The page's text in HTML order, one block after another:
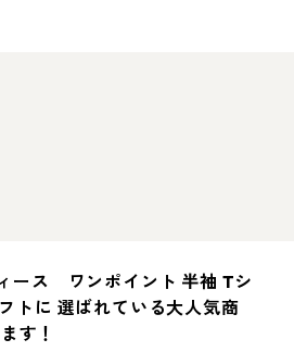
ース ワンポイント 半袖 Tシ
トに 選ばれている大人気商
す！